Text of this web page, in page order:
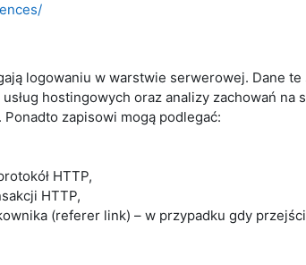
logowaniu w warstwie serwerowej. Dane
hostingowych oraz analizy zachowań na
zapisowi mogą podlegać:
HTTP,
HTTP,
(referer link) – w przypadku gdy